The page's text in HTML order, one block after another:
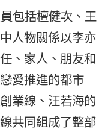
包括檀健次、王
人物關係以李亦
、家人、朋友和
愛推進的都市
業線、汪若海的
共同組成了整部